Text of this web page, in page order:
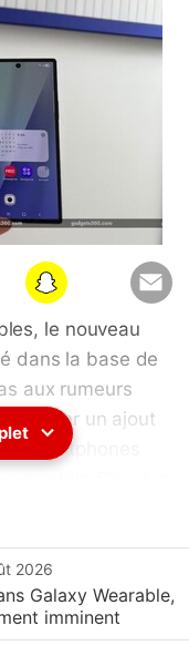
le nouveau
dans la base de
aux rumeurs
indiquer un ajout
smartphones
Samsung
pour la
les premières
second modèle
2026
Galaxy Wearable,
imminent